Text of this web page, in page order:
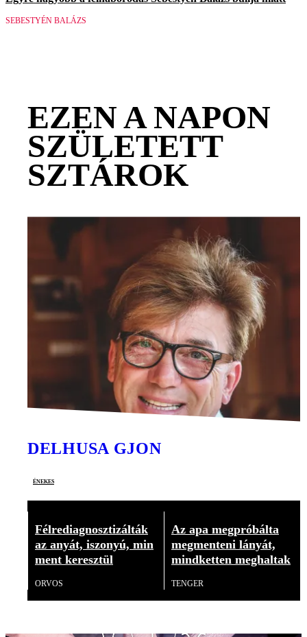
SEBESTYÉN BALÁZS
EZEN A NAPON
SZÜLETETT
SZTÁROK
DELHUSA GJON
énekes
Félrediagnosztizálták
az anyát, iszonyú, min
ment keresztül
ORVOS
Az apa megpróbálta
megmenteni lányát,
mindketten meghaltak
TENGER